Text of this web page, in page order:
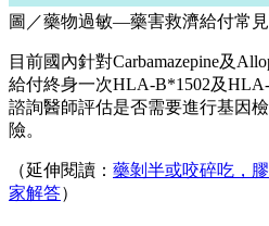
圖／藥物過敏—藥害救濟給付常
目前國內針對Carbamazepine及
給付終身一次HLA-B*1502及
諮詢醫師評估是否需要進行基因
險。
（延伸閱讀： 藥剝半或咬碎吃，
家解答）